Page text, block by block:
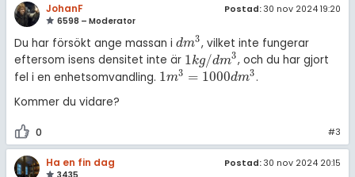
JohanF
6598 – Moderator
Postad: 30 nov 2024 19:20
Du har försökt ange massan i dm3
dm3, vilket inte fungerar
eftersom isens densitet inte är 1kg/dm3
1kg/dm3
, och du har gjort
fel i en enhetsomvandling. 1m3 = 1000dm3
1m3= 1000dm3
.
Kommer du vidare?
0 #3
Ha en fin dag Postad: 30 nov 2024 20:15